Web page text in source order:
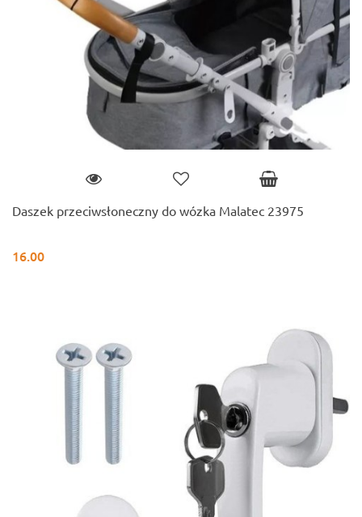
Daszek przeciwsłoneczny do wózka Malatec 23975
16.00